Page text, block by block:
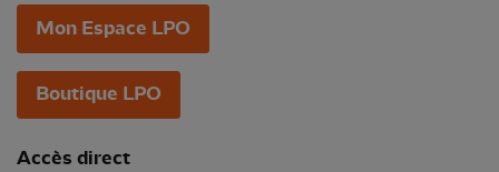
Mon Espace LPO
Boutique LPO
Accès direct